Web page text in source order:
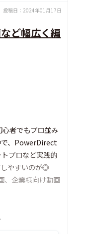
投稿日： 2024年01月17日
ど幅広く編
者でもプロ並み
で、PowerDirect
プロなど実践的
やすいのが◎
、企業様向け動画